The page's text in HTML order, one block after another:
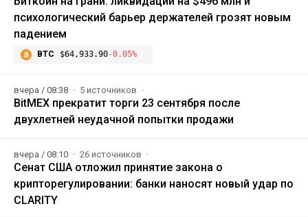
психологический барьер держателей грозят новым
падением
BTC $64,933.90-0.05%
вчера / 08:38 5 источников
BitMEX прекратит торги 23 сентября после
двухлетней неудачной попытки продажи
вчера / 08:10 26 источников
Сенат США отложил принятие закона о
крипторегулировании: банки наносят новый удар по
CLARITY